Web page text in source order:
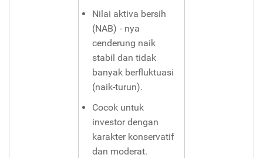
Nilai aktiva bersih
(NAB) - nya
cenderung naik
stabil dan tidak
banyak berfluktuasi
(naik-turun).
Cocok untuk
investor dengan
karakter konservatif
dan moderat.